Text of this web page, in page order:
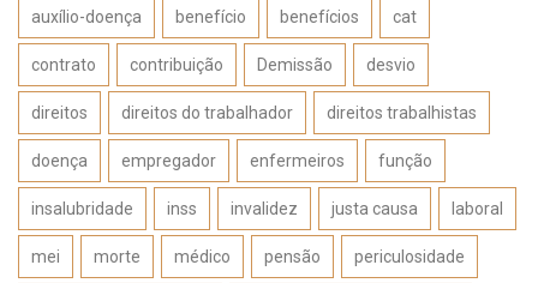
auxílio-doença benefício benefícios cat
contrato contribuição Demissão desvio
direitos direitos do trabalhador direitos trabalhistas
doença empregador enfermeiros função
insalubridade inss invalidez justa causa laboral
mei morte médico pensão periculosidade